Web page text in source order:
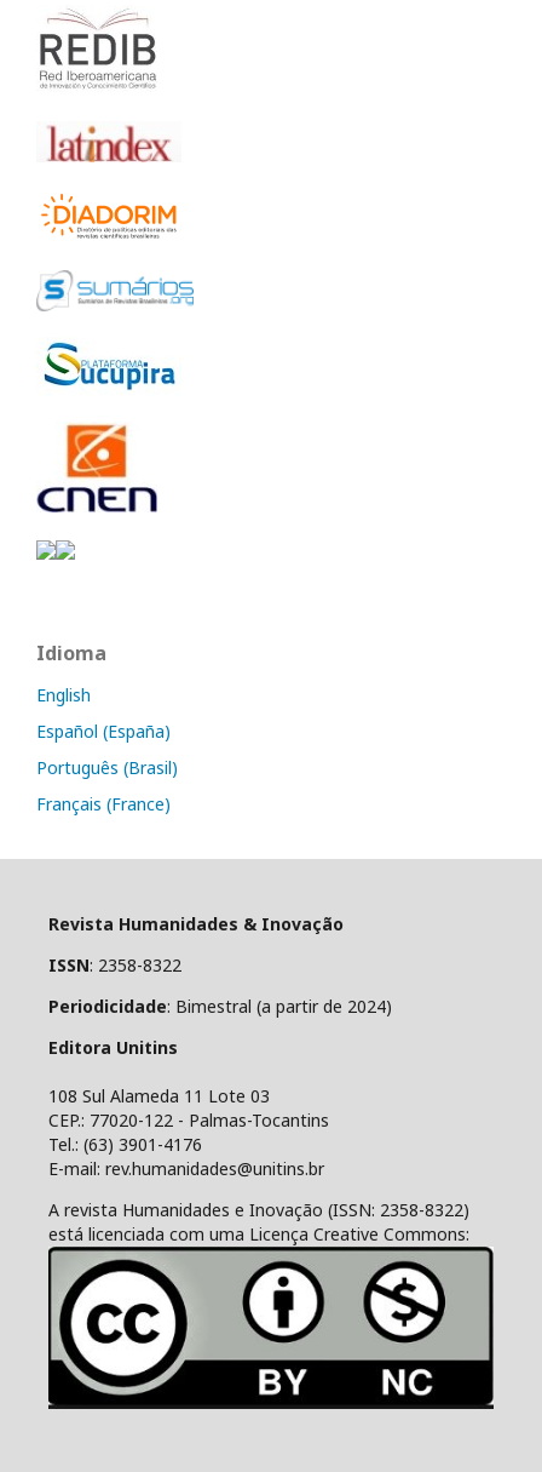
Idioma
English
Español (España)
Português (Brasil)
Français (France)
Revista Humanidades & Inovação
ISSN: 2358-8322
Periodicidade: Bimestral (a partir de 2024)
Editora Unitins
108 Sul Alameda 11 Lote 03
CEP.: 77020-122 - Palmas-Tocantins
Tel.: (63) 3901-4176
E-mail: rev.humanidades@unitins.br
A revista Humanidades e Inovação (ISSN: 2358-8322)
está licenciada com uma Licença Creative Commons: